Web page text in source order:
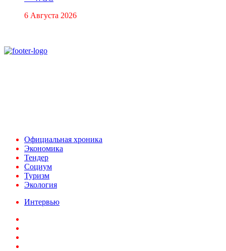
6 Августа 2026
Официальная хроника
Экономика
Тендер
Социум
Туризм
Экология
Интервью